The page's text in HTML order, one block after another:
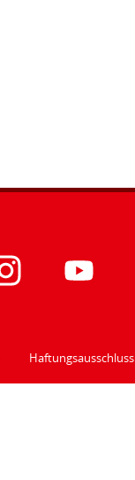
Haftungsausschluss